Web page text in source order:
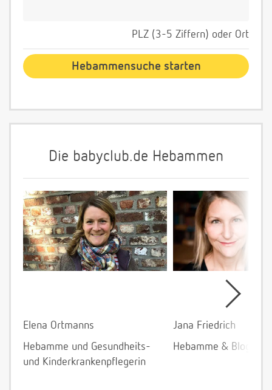
PLZ (3-5 Ziffern) oder Ort
Die babyclub.de Hebammen
Elena Ortmanns
Hebamme und Gesundheits-
und Kinderkrankenpflegerin
Jana Friedrich
Hebamme &